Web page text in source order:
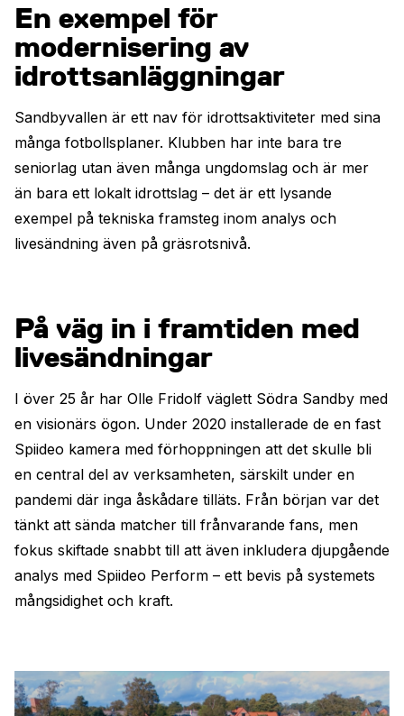
En exempel för
modernisering av
idrottsanläggningar
Sandbyvallen är ett nav för idrottsaktiviteter med sina
många fotbollsplaner. Klubben har inte bara tre
seniorlag utan även många ungdomslag och är mer
än bara ett lokalt idrottslag – det är ett lysande
exempel på tekniska framsteg inom analys och
livesändning även på gräsrotsnivå.
På väg in i framtiden med
livesändningar
I över 25 år har Olle Fridolf väglett Södra Sandby med
en visionärs ögon. Under 2020 installerade de en fast
Spiideo kamera med förhoppningen att det skulle bli
en central del av verksamheten, särskilt under en
pandemi där inga åskådare tilläts. Från början var det
tänkt att sända matcher till frånvarande fans, men
fokus skiftade snabbt till att även inkludera djupgående
analys med Spiideo Perform – ett bevis på systemets
mångsidighet och kraft.